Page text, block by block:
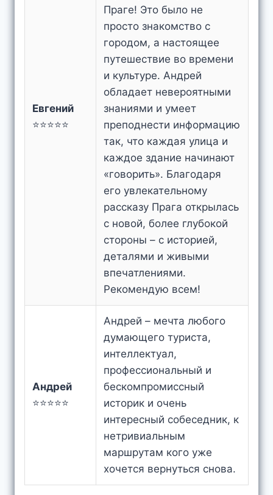
Евгений
⭐⭐⭐⭐⭐
Праге! Это было не
просто знакомство с
городом, а настоящее
путешествие во времени
и культуре. Андрей
обладает невероятными
знаниями и умеет
преподнести информацию
так, что каждая улица и
каждое здание начинают
«говорить». Благодаря
его увлекательному
рассказу Прага открылась
с новой, более глубокой
стороны – с историей,
деталями и живыми
впечатлениями.
Рекомендую всем!
Андрей
⭐⭐⭐⭐⭐
Андрей – мечта любого
думающего туриста,
интеллектуал,
профессиональный и
бескомпромиссный
историк и очень
интересный собеседник, к
нетривиальным
маршрутам кого уже
хочется вернуться снова.